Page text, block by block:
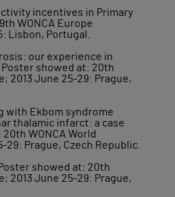
incentives in Primary
WONCA Europe
Lisbon, Portugal.
our experience in
Poster showed at: 20th
2013 June 25-29: Prague,
with Ekbom syndrome
thalamic infarct: a case
WONCA World
29: Prague, Czech Republic.
showed at: 20th
2013 June 25-29: Prague,